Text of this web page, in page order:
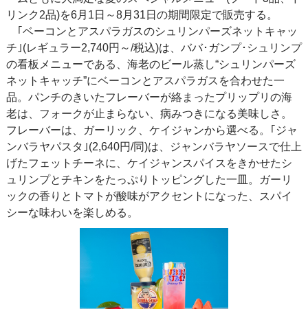
リンク2品)を6月1日～8月31日の期間限定で販売する。
｢ベーコンとアスパラガスのシュリンパーズネットキャッ
チ｣(レギュラー2,740円～/税込)は、ババ･ガンプ･シュリンプ
の看板メニューである、海老のビール蒸し“シュリンパーズ
ネットキャッチ”にベーコンとアスパラガスを合わせた一
品。パンチのきいたフレーバーが絡まったプリップリの海
老は、フォークが止まらない、病みつきになる美味しさ。
フレーバーは、ガーリック、ケイジャンから選べる。｢ジャ
ンバラヤパスタ｣(2,640円/同)は、ジャンバラヤソースで仕上
げたフェットチーネに、ケイジャンスパイスをきかせたシ
ュリンプとチキンをたっぷりトッピングした一皿。ガーリ
ックの香りとトマトが酸味がアクセントになった、スパイ
シーな味わいを楽しめる。